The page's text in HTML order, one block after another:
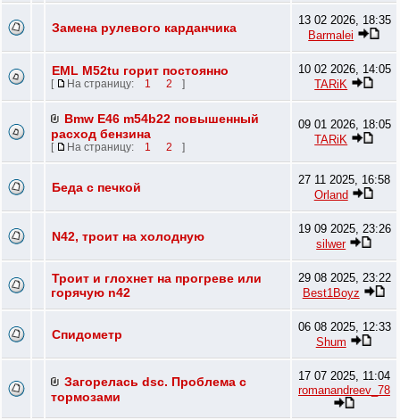
Замена рулевого карданчика
13 02 2026, 18:35
Barmalei
EML M52tu горит постоянно
[ На страницу: 1 2 ]
10 02 2026, 14:05
TARiK
Bmw E46 m54b22 повышенный
расход бензина
[ На страницу: 1 2 ]
09 01 2026, 18:05
TARiK
Беда с печкой
27 11 2025, 16:58
Orland
N42, троит на холодную
19 09 2025, 23:26
silwer
Троит и глохнет на прогреве или
горячую n42
29 08 2025, 23:22
Best1Boyz
Спидометр
06 08 2025, 12:33
Shum
Загорелась dsc. Проблема с
тормозами
17 07 2025, 11:04
romanandreev_78